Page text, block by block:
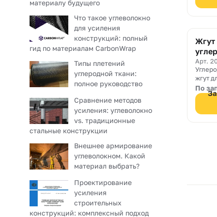
материалу будущего
Что такое углеволокно
для усиления
конструкций: полный
гид по материалам CarbonWrap
Типы плетений
углеродной ткани:
полное руководство
Сравнение методов
усиления: углеволокно
vs. традиционные
стальные конструкции
Внешнее армирование
углеволокном. Какой
материал выбрать?
Проектирование
усиления
строительных
конструкций: комплексный подход
Жгут
Joint
Арт.
жгут
По